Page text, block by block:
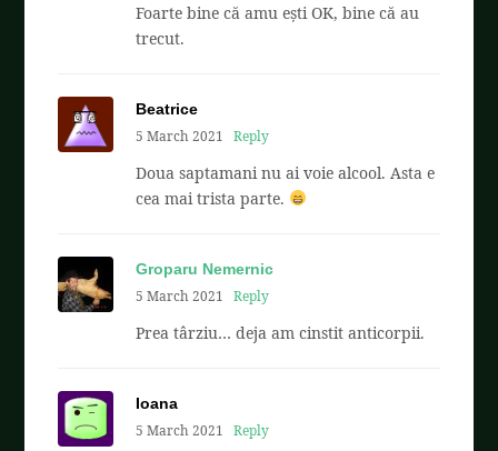
Foarte bine că amu ești OK, bine că au
trecut.
Beatrice
5 March 2021
Reply
Doua saptamani nu ai voie alcool. Asta e
cea mai trista parte.
Groparu Nemernic
5 March 2021
Reply
Prea târziu… deja am cinstit anticorpii.
Ioana
5 March 2021
Reply